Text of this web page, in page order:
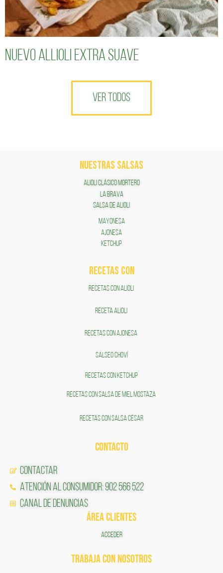
Nuevo Allioli Extra Suave
VER TODOS
NUESTRAS SALSAS
ALIOLI CLÁSICO MORTERO
LA BRAVA
SALSA DE ALIOLI
MAYONESA
AJONESA
KETCHUP
RECETAS COn
RECETAS CON ALIOLI
RECETA ALIOLI
RECETAS CON AJONESA
SALSEO CHOVÍ
RECETAS CON KETCHUP
RECETAS CON SALSA DE MIEL MOSTAZA
RECETAS CON SALSA CÉSAR
CONTACTO
Contactar
Atención al Consumidor: 902 566 522
Canal de Denuncias
ÁREA CLIENTES
ACCEDER
TRABAJA CON NOSOTROS